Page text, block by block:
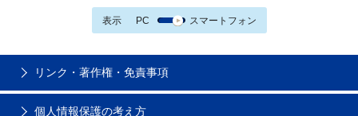
表示 PC スマートフォン
リンク・著作権・免責事項
個人情報保護の考え方